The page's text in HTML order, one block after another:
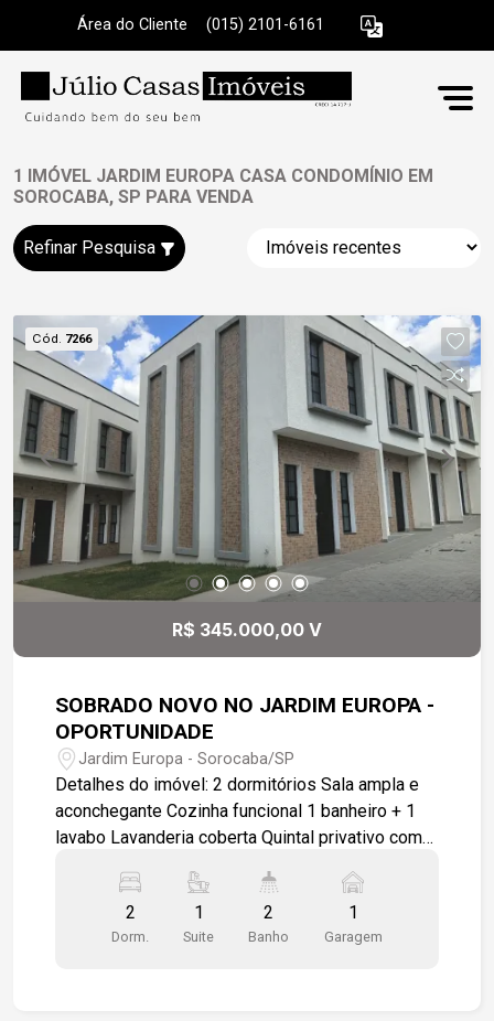
Área do Cliente (015) 2101-6161
1 IMÓVEL JARDIM EUROPA CASA CONDOMÍNIO EM
SOROCABA, SP PARA VENDA
Refinar Pesquisa
Cód. 7266
R$ 345.000,00 V
SOBRADO NOVO NO JARDIM EUROPA -
OPORTUNIDADE
Jardim Europa - Sorocaba/SP
Detalhes do imóvel: 2 dormitórios Sala ampla e
aconchegante Cozinha funcional 1 banheiro + 1
lavabo Lavanderia coberta Quintal privativo com
m² Casas assobradadas em rua pública (mais
privacidade!) Localizado no Jardim Europa
Próximo a escolas, mercados e com fácil acesso
2
Dorm.
1
Suite
2
Banho
1
Garagem